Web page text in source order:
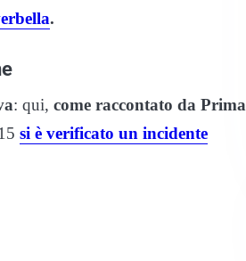
.
: qui, come raccontato da Prima
si è verificato un incidente